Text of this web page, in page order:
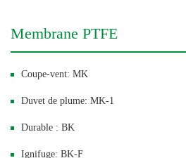
Membrane PTFE
Coupe-vent: MK
Duvet de plume: MK-1
Durable : BK
Ignifuge: BK-F